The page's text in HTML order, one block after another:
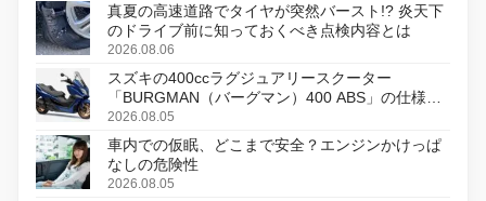
真夏の高速道路でタイヤが突然バースト!? 炎天下
のドライブ前に知っておくべき点検内容とは
2026.08.06
スズキの400ccラグジュアリースクーター
「BURGMAN（バーグマン）400 ABS」の仕様を
変更し、8月18日に発売
2026.08.05
車内での仮眠、どこまで安全？エンジンかけっぱ
なしの危険性
2026.08.05